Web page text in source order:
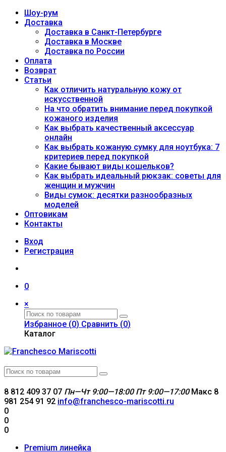
Шоу-рум
Доставка
Доставка в Санкт-Петербурге
Доставка в Москве
Доставка по России
Оплата
Возврат
Статьи
Как отличить натуральную кожу от
искусственной
На что обратить внимание перед покупкой
кожаного изделия
Как выбрать качественный аксессуар
онлайн
Как выбрать кожаную сумку для ноутбука: 7
критериев перед покупкой
Какие бывают виды кошельков?
Как выбрать идеальный рюкзак: советы для
женщин и мужчин
Виды сумок: десятки разнообразных
моделей
Оптовикам
Контакты
Вход
Регистрация
0
×
Избранное (0) Сравнить (0)
Каталог
8 812 409 37 07 Пн—Чт 9:00—18:00 Пт 9:00—17:00Макс 8
981 254 91 92 info@franchesco-mariscotti.ru
0
0
0
Premium линейка